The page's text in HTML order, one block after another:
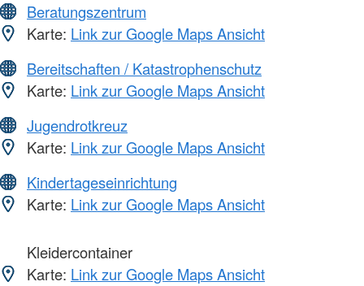
Beratungszentrum
Karte: Link zur Google Maps Ansicht
Bereitschaften / Katastrophenschutz
Karte: Link zur Google Maps Ansicht
Jugendrotkreuz
Karte: Link zur Google Maps Ansicht
Kindertageseinrichtung
Karte: Link zur Google Maps Ansicht
Kleidercontainer
Karte: Link zur Google Maps Ansicht